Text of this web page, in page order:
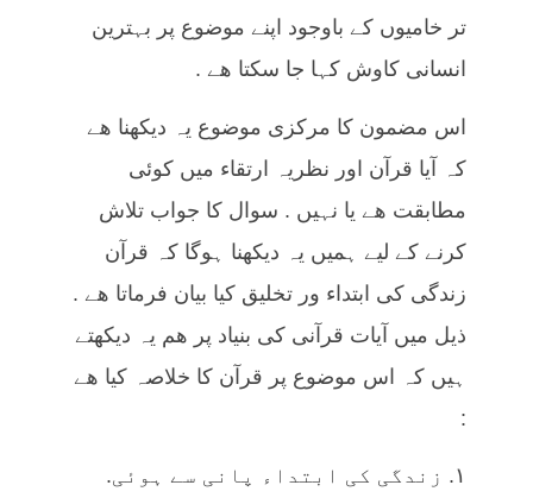
تر خامیوں کے باوجود اپنے موضوع پر بہترین
انسانی کاوش کہا جا سکتا ھے .
اس مضمون کا مرکزی موضوع یہ دیکھنا ھے
کہ آیا قرآن اور نظریہ ارتقاء میں کوئی
مطابقت ھے یا نہیں . سوال کا جواب تلاش
کرنے کے لیے ہمیں یہ دیکھنا ہوگا کہ قرآن
زندگی کی ابتداء ور تخلیق کیا بیان فرماتا ھے .
ذیل میں آیات قرآنی کی بنیاد پر ھم یہ دیکھتے
ہیں کہ اس موضوع پر قرآن کا خلاصہ کیا ھے
:
١. زندگی کی ابتداء پانی سے ہوئی.